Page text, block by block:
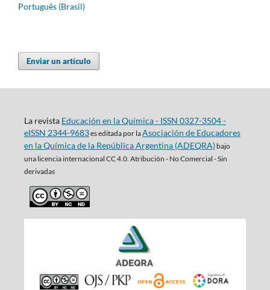
Português (Brasil)
Enviar un artículo
La revista Educación en la Química - ISSN 0327-3504 -
eISSN 2344-9683es editada por laAsociación de Educadores
en la Química de la República Argentina (ADEQRA)bajo
una licencia internacional CC 4.0. Atribución - No Comercial - Sin
derivadas